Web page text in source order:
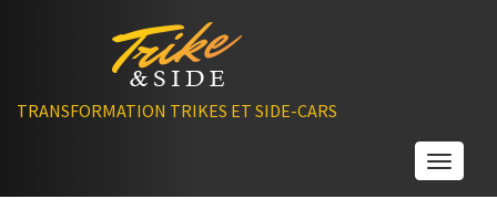
TRANSFORMATION TRIKES ET SIDE-CARS